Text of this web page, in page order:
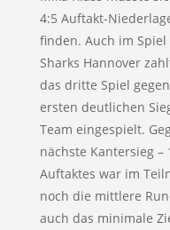
4:5 Auftakt-
finden. Auch im
Sharks Hannover
das dritte Spiel
ersten deutlichen
Team eingespielt.
nächste Kantersieg
Auftaktes war im
noch die mittlere
auch das minimale